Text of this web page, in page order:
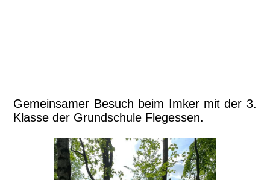
Gemeinsamer Besuch beim Imker mit der 3.
Klasse der Grundschule Flegessen.